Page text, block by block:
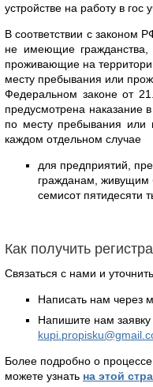
устройстве на работу в гос
В соответствии с законом
не имеющие
проживающие на
месту пребывания или
Федеральном законе от
предусмотрена наказание
по месту пребывания или
каждом отдельном случае
для предприятий,
гражданам, живущим
семисот пятидесяти
Как получить
Связаться с нами и
Написать нам через
Напишите нам
Более подробно о
можете узнать на этой